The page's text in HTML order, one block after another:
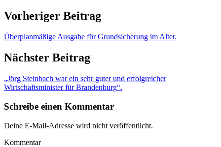
Vorheriger Beitrag
Überplanmäßige Ausgabe für Grundsicherung im Alter.
Nächster Beitrag
„Jörg Steinbach war ein sehr guter und erfolgreicher
Wirtschaftsminister für Brandenburg“.
Schreibe einen Kommentar
Deine E-Mail-Adresse wird nicht veröffentlicht.
Kommentar